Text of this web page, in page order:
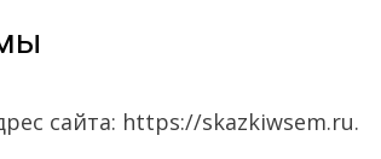
сайта: https://skazkiwsem.ru.